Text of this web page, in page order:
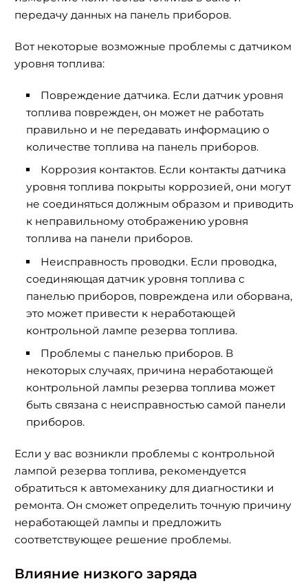
передачу данных на панель приборов.
Вот некоторые возможные проблемы с датчиком
уровня топлива:
Повреждение датчика. Если датчик уровня
топлива поврежден, он может не работать
правильно и не передавать информацию о
количестве топлива на панель приборов.
Коррозия контактов. Если контакты датчика
уровня топлива покрыты коррозией, они могут
не соединяться должным образом и приводить
к неправильному отображению уровня
топлива на панели приборов.
Неисправность проводки. Если проводка,
соединяющая датчик уровня топлива с
панелью приборов, повреждена или оборвана,
это может привести к неработающей
контрольной лампе резерва топлива.
Проблемы с панелью приборов. В
некоторых случаях, причина неработающей
контрольной лампы резерва топлива может
быть связана с неисправностью самой панели
приборов.
Если у вас возникли проблемы с контрольной
лампой резерва топлива, рекомендуется
обратиться к автомеханику для диагностики и
ремонта. Он сможет определить точную причину
неработающей лампы и предложить
соответствующее решение проблемы.
Влияние низкого заряда